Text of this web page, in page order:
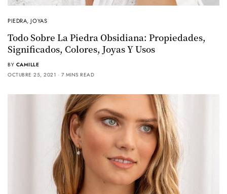
PIEDRA,JOYAS
Todo Sobre La Piedra Obsidiana: Propiedades,
Significados, Colores, Joyas Y Usos
BY CAMILLE
OCTUBRE 25, 2021
7 MINS READ